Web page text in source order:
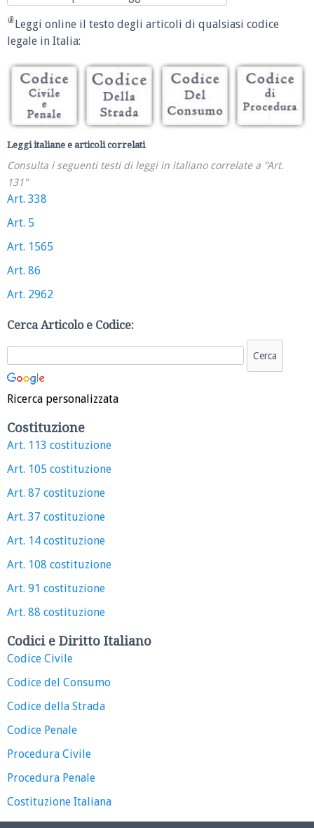
Leggi online il testo degli articoli di qualsiasi codice
legale in Italia:
Leggi italiane e articoli correlati
Consulta i seguenti testi di leggi in italiano correlate a "Art.
131"
Art. 338
Art. 5
Art. 1565
Art. 86
Art. 2962
Cerca Articolo e Codice:
Ricerca personalizzata
Costituzione
Art. 113 costituzione
Art. 105 costituzione
Art. 87 costituzione
Art. 37 costituzione
Art. 14 costituzione
Art. 108 costituzione
Art. 91 costituzione
Art. 88 costituzione
Codici e Diritto Italiano
Codice Civile
Codice del Consumo
Codice della Strada
Codice Penale
Procedura Civile
Procedura Penale
Costituzione Italiana